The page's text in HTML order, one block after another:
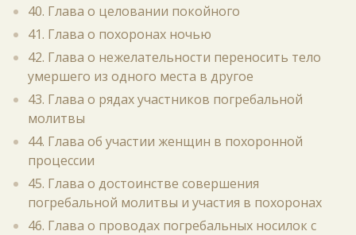
40. Глава о целовании покойного
41. Глава о похоронах ночью
42. Глава о нежелательности переносить тело
умершего из одного места в другое
43. Глава о рядах участников погребальной
молитвы
44. Глава об участии женщин в похоронной
процессии
45. Глава о достоинстве совершения
погребальной молитвы и участия в похоронах
46. Глава о проводах погребальных носилок с